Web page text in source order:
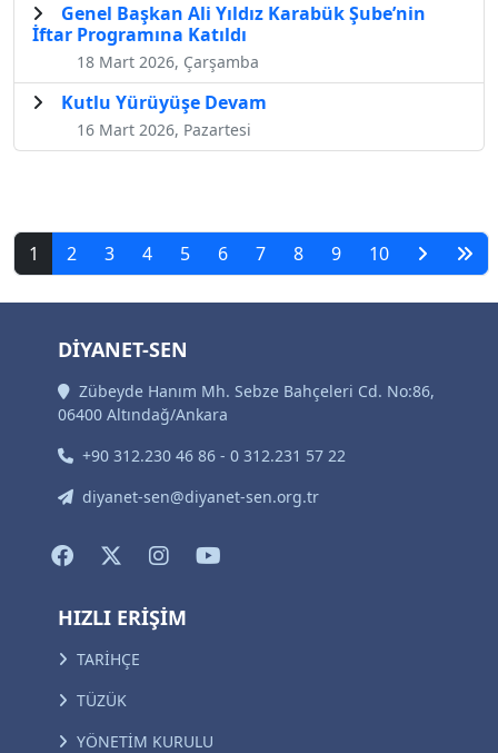
Genel Başkan Ali Yıldız Karabük Şube’nin
İftar Programına Katıldı
18 Mart 2026, Çarşamba
Kutlu Yürüyüşe Devam
16 Mart 2026, Pazartesi
1 2 3 4 5 6 7 8 9 10
DİYANET-SEN
Zübeyde Hanım Mh. Sebze Bahçeleri Cd. No:86,
06400 Altındağ/Ankara
+90 312.230 46 86 - 0 312.231 57 22
diyanet-sen@diyanet-sen.org.tr
HIZLI ERİŞİM
TARİHÇE
TÜZÜK
YÖNETİM KURULU